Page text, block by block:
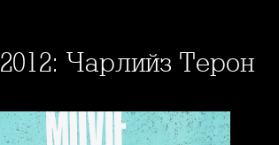
Чарлийз Терон